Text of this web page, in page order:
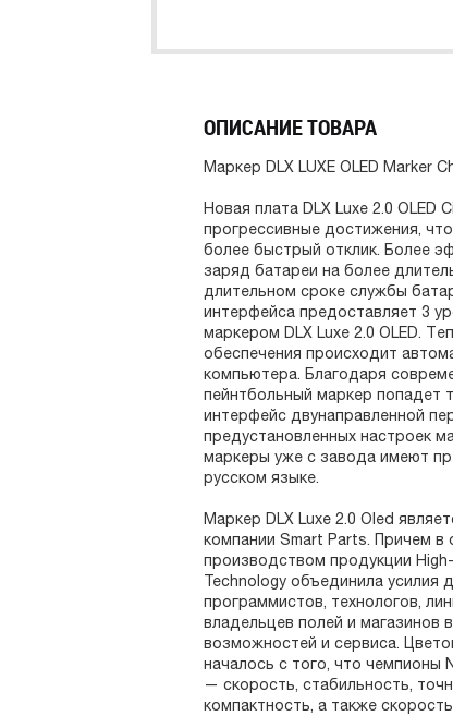
ОПИСАНИЕ ТОВАРА
Маркер DLX LUXE OLED Marker
Новая плата DLX Luxe 2.0
прогрессивные достижения,
более быстрый отклик. Более
заряд батареи на более
длительном сроке службы
интерфейса предоставляет 3
маркером DLX Luxe 2.0 OLED.
обеспечения происходит
компьютера. Благодаря
пейнтбольный маркер попадет
интерфейс двунаправленной
предустановленных настроек
маркеры уже с завода имеют
русском языке.
Маркер DLX Luxe 2.0 Oled
компании Smart Parts. Причем в
производством продукции
Technology объединила усилия
программистов, технологов,
владельцев полей и магазинов
возможностей и сервиса.
началось с того, что чемпионы
— скорость, стабильность,
компактность, а также